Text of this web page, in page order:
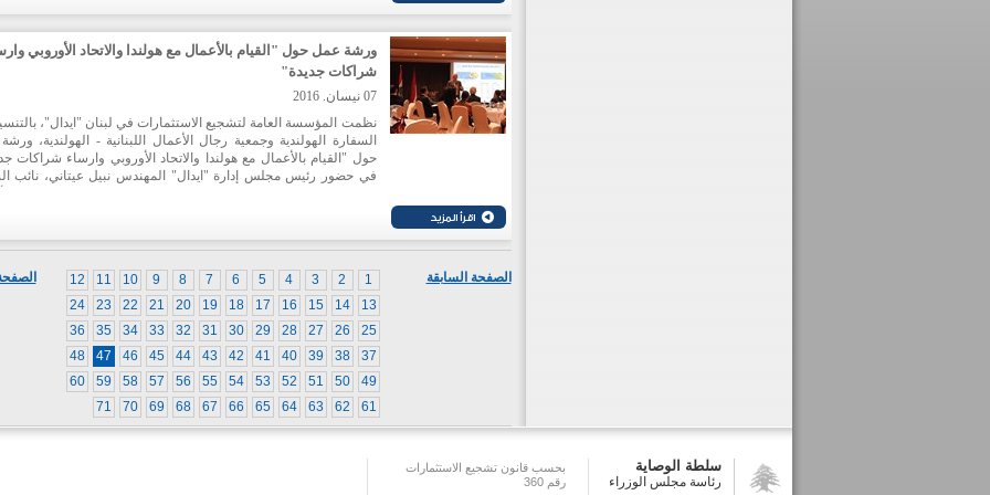
ورشة عمل حول "القيام بالأعمال مع هولندا والاتحاد الأوروبي
شراكات جديدة"
07 نيسان. 2016
نظمت المؤسسة العامة لتشجيع الاستثمارات في لبنان "ايدال"،
السفارة الهولندية وجمعية رجال الأعمال اللبنانية - الهولندية،
حول "القيام بالأعمال مع هولندا والاتحاد الأوروبي وارساء شراكات
في حضور رئيس مجلس إدارة "ايدال" المهندس نبيل عيتاني، نائب
المساندة التقنية حول كيفية دخول أسواق الاتحاد الأوروبي
اجل توفير الأدوات اللازمة لتعزيز عملية دخول الأسواق الأوروبية"،
على "ضرورة الاستفادة من تحرير التجارة بين لبنان والاتحاد بموجب
الموقع بين الطرفين".
1
2
3
4
5
6
7
8
9
10
11
12
13
14
15
16
17
18
19
20
21
22
23
24
25
26
27
28
29
30
31
32
33
34
35
36
37
38
39
40
41
42
43
44
45
46
47
48
49
50
51
52
53
54
55
56
57
58
59
60
61
62
63
64
65
66
67
68
69
70
71
الصفحة السابقة
سلطة الوصاية
رئاسة مجلس الوزراء
بحسب قانون تشجيع الاستثمارات
رقم 360